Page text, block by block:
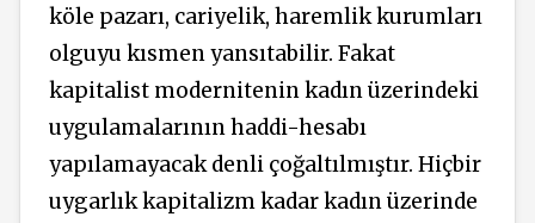
köle pazarı, cariyelik, haremlik kurumları
olguyu kısmen yansıtabilir. Fakat
kapitalist modernitenin kadın üzerindeki
uygulamalarının haddi-hesabı
yapılamayacak denli çoğaltılmıştır. Hiçbir
uygarlık kapitalizm kadar kadın üzerinde